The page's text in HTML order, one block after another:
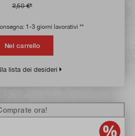
2,50 €*
1-3 giorni lavorativi **
Nel carrello
lista dei desideri
ora!